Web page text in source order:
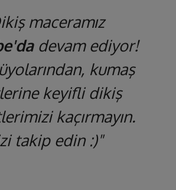
maceramız
devam ediyor!
kumaş
keyifli dikiş
kaçırmayın.
takip edin :)"